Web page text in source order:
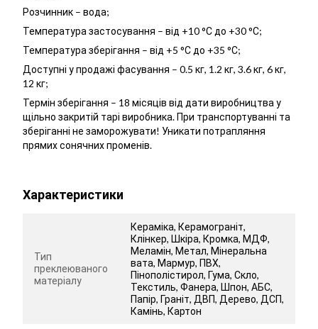
Розчинник – вода;
Температура застосування – від +10 °С до +30 °С;
Температура зберігання – від +5 °С до +35 °С;
Доступні у продажі фасування – 0.5 кг, 1.2 кг, 3.6 кг, 6 кг,
12 кг;
Термін зберігання – 18 місяців від дати виробництва у
щільно закритій тарі виробника. При транспортуванні та
зберіганні не заморожувати! Уникати потрапляння
прямих сонячних променів.
Характеристики
Тип
преклеюваного
матеріалу
Кераміка, Керамограніт,
Клінкер, Шкіра, Кромка, МДФ,
Меламін, Метал, Мінеральна
вата, Мармур, ПВХ,
Пінополістирол, Гума, Скло,
Текстиль, Фанера, Шпон, АБС,
Папір, Граніт, ДВП, Дерево, ДСП,
Камінь, Картон